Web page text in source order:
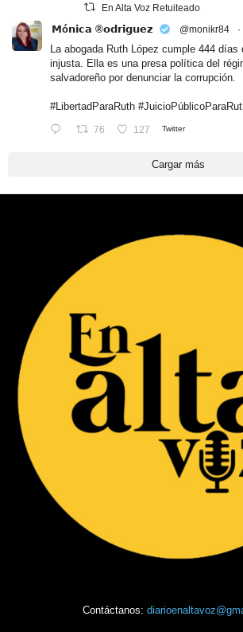
En Alta Voz Retuiteado
𝗠ó𝗻𝗶𝗰𝗮 ®𝗼𝗱𝗿𝗶𝗴𝘂𝗲𝘇 @monikr84 ·
La abogada Ruth López cumple 444 días
injusta. Ella es una presa política del
salvadoreño por denunciar la corrupción.
#LibertadParaRuth
76 127 Twitter
Cargar más
Contáctanos: